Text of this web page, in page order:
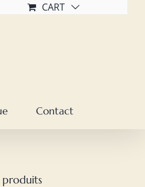
CART
Contact
produits